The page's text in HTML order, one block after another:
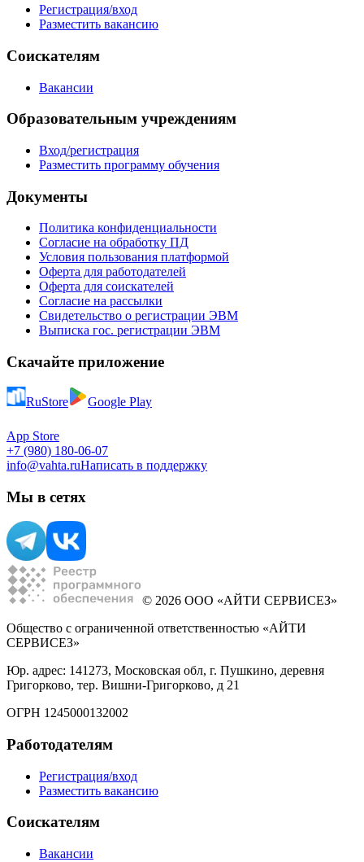
Регистрация/вход
Разместить вакансию
Соискателям
Вакансии
Образовательным учреждениям
Вход/регистрация
Разместить программу обучения
Документы
Политика конфиденциальности
Согласие на обработку ПД
Условия пользования платформой
Оферта для работодателей
Оферта для соискателей
Согласие на рассылки
Свидетельство о регистрации ЭВМ
Выписка гос. регистрации ЭВМ
Скачайте приложение
RuStore Google Play
App Store
+7 (980) 180-06-07
info@vahta.ruНаписать в поддержку
Мы в сетях
© 2026 ООО «АЙТИ СЕРВИСЕЗ»
Общество с ограниченной ответственностью «АЙТИ
СЕРВИСЕЗ»
Юр. адрес: 141273, Московская обл, г. Пушкино, деревня
Григорково, тер. Вишни-Григорково, д 21
ОГРН 1245000132002
Работодателям
Регистрация/вход
Разместить вакансию
Соискателям
Вакансии